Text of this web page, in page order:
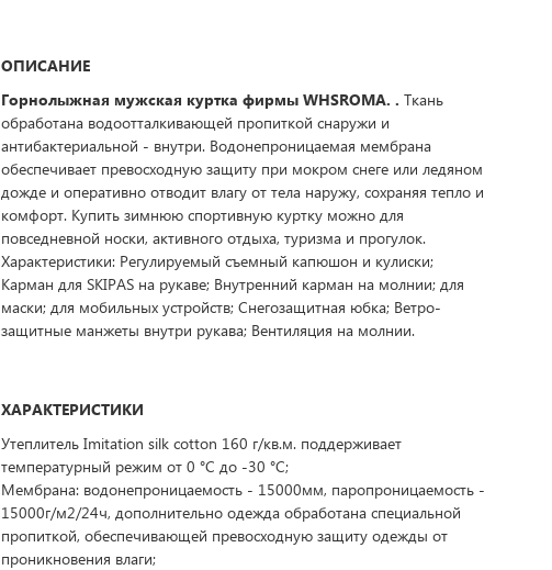
ОПИСАНИЕ
Горнолыжная мужская куртка фирмы WHSROMA. . Ткань
обработана водоотталкивающей пропиткой снаружи и
антибактериальной - внутри. Водонепроницаемая мембрана
обеспечивает превосходную защиту при мокром снеге или ледяном
дожде и оперативно отводит влагу от тела наружу, сохраняя тепло и
комфорт. Купить зимнюю спортивную куртку можно для
повседневной носки, активного отдыха, туризма и прогулок.
Характеристики: Регулируемый съемный капюшон и кулиски;
Карман для SKIPAS на рукаве; Внутренний карман на молнии; для
маски; для мобильных устройств; Снегозащитная юбка; Ветро-
защитные манжеты внутри рукава; Вентиляция на молнии.
ХАРАКТЕРИСТИКИ
Утеплитель Imitation silk cotton 160 г/кв.м. поддерживает
температурный режим от 0 °C до -30 °C;
Мембрана: водонепроницаемость - 15000мм, паропроницаемость -
15000г/м2/24ч, дополнительно одежда обработана специальной
пропиткой, обеспечивающей превосходную защиту одежды от
проникновения влаги;